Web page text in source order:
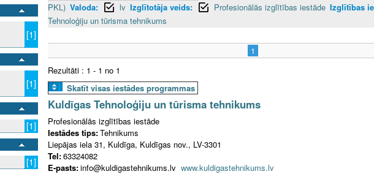
[1]
[1]
[1]
[1]
PKL) Valoda: lv Izglītotāja veids: Profesionālās izglītības iestāde Izglītības
Tehnoloģiju un tūrisma tehnikums
1
Rezultāti : 1 - 1 no 1
Skatīt visas iestādes programmas
Kuldīgas Tehnoloģiju un tūrisma tehnikums
Profesionālās izglītības iestāde
Iestādes tips:Tehnikums
Liepājas iela 31, Kuldīga, Kuldīgas nov., LV-3301
Tel:63324082
E-pasts:info@kuldigastehnikums.lv www.kuldigastehnikums.lv